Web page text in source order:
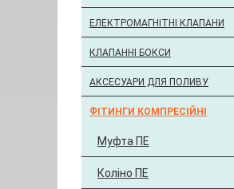
ЕЛЕКТРОМАГНІТНІ КЛАПАНИ
КЛАПАННІ БОКСИ
АКСЕСУАРИ ДЛЯ ПОЛИВУ
ФІТИНГИ КОМПРЕСІЙНІ
Муфта ПЕ
Коліно ПЕ